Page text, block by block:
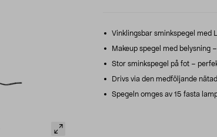
Vinklingsbar sminkspegel med
Makeup spegel med belysning
Stor sminkspegel på fot –
Drivs via den medföljande
Spegeln omges av 15 fasta